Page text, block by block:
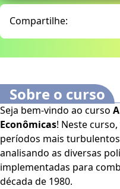
Compartilhe:
Sobre o curso
Seja bem-vindo ao curso
Econômicas! Neste
períodos mais
analisando as diversas
implementadas para
década de 1980.